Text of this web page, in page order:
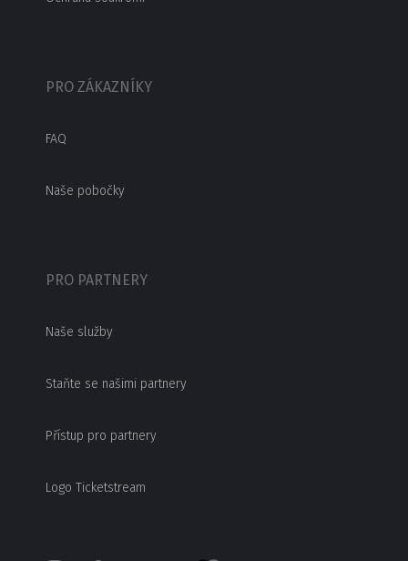
PRO ZÁKAZNÍKY
FAQ
Naše pobočky
PRO PARTNERY
Naše služby
Staňte se našimi partnery
Přístup pro partnery
Logo Ticketstream